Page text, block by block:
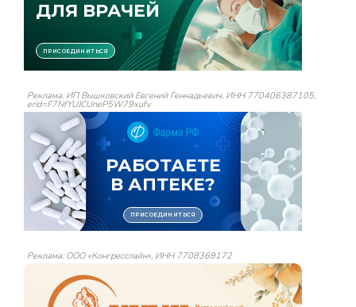
Реклама: ИП Вышковский Евгений Геннадьевич, ИНН 770406387105,
erid=F7NfYUJCUneP5W79xufv
Реклама: ООО «Конгресслайн», ИНН 7708369172